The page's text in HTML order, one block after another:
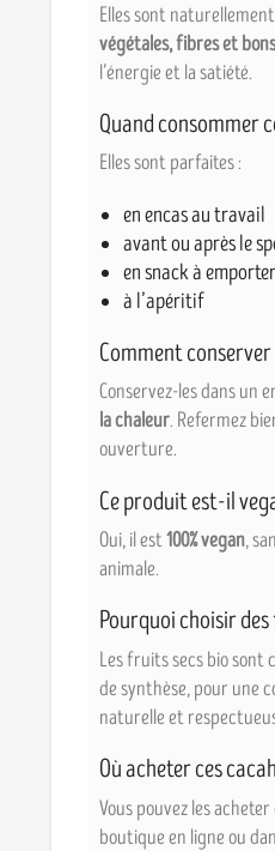
Elles sont
végétales, fibres et
l’énergie et la satiété.
Quand consommer
Elles sont parfaites :
en encas au travail
avant ou après le
en snack à emporter
à l’apéritif
Comment conserver
Conservez-les dans un
la chaleur. Refermez
ouverture.
Ce produit est-il
Oui, il est100% vegan,
animale.
Pourquoi choisir
Les fruits secs bio sont
de synthèse, pour une
naturelle et
Où acheter ces
Vous pouvez les
boutique en ligne ou